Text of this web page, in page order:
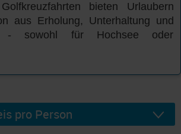
bieten Urlaubern
aus Erholung, Unterhaltung und
- sowohl für Hochsee oder